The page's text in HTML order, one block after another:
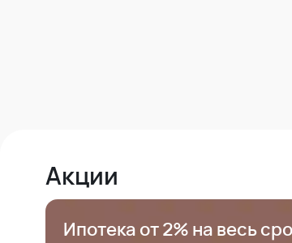
Акции
Ипотека от 2% на весь